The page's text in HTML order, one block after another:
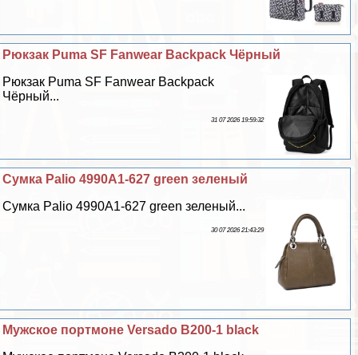
Рюкзак Puma SF Fanwear Backpack Чёрный
Рюкзак Puma SF Fanwear Backpack
Чёрный...
31 07 2026 19:59:32
Сумка Palio 4990A1-627 green зеленый
Сумка Palio 4990A1-627 green зеленый...
30 07 2026 21:43:29
Мужское портмоне Versado B200-1 black